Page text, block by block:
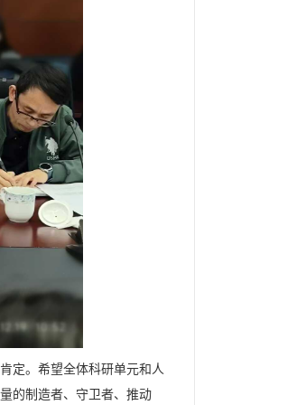
定。希望全体科研单元和人
的制造者、守卫者、推动